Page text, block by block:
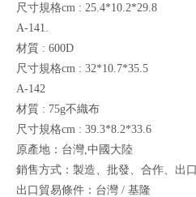
尺寸規格cm : 25.4*10.2*29.8
A-141.
材質 : 600D
尺寸規格cm : 32*10.7*35.5
A-142
材質 : 75g不織布
尺寸規格cm : 39.3*8.2*33.6
原產地：台灣,中國大陸
銷售方式：製造、批發、合作、出口
出口貿易條件：台灣 / 基隆